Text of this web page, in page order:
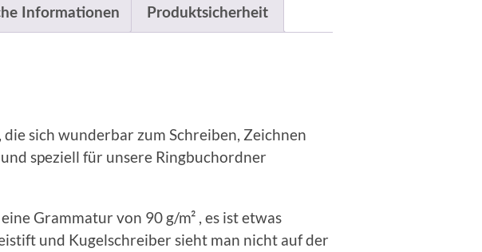
Informationen Produktsicherheit
sich wunderbar zum Schreiben, Zeichnen
speziell für unsere Ringbuchordner
Grammatur von 90 g/m² , es ist etwas
und Kugelschreiber sieht man nicht auf der